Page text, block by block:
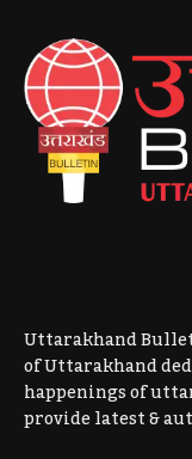
Uttarakhand
of Uttarakhand
happenings of
provide latest &